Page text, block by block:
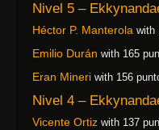
Nivel 5 –
Héctor P. Manterola with
Emilio Durán with 165
Eran Mineri with 156
Nivel 4 –
Vicente Ortiz with 137